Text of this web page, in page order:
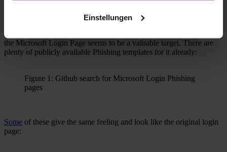
Einstellungen
What could a typical phishing scenario from a Pentest/Red-Team
look like nowadays? Especially after the pandemic and many more
companies joined at least with a hybrid model into the Azure Cloud,
the Microsoft Login Page seems to be a valuable target. There are
plenty of publicly available Phishing templates for it already:
Figure 1: Github search for Microsoft Login Phishing
pages
Some of these give the same feeling and look like the original login
page: